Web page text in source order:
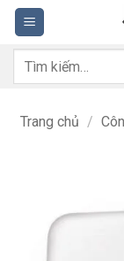
Bỏ
qua
nội
dung
Tìm
Trang chủ /